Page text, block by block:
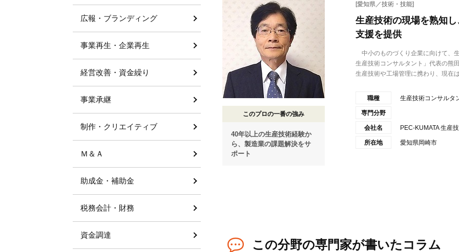
このプロの一番の強み
40年以上の生産技術経験か
ら、製造業の課題解決をサ
ポート
[愛知県／技術・技能]
生産技術の現場を熟知
支援を提供
中小のものづくり企業に向けて、
生産技術コンサルタント」代表の熊
生産技術や工場管理に携わり、現在
職種 生産技術コンサルタ
専門分野
会社名 PEC-KUMATA 生産
所在地 愛知県岡崎市
この分野の専門家が書いたコラム
広報・ブランディング
事業再生・企業再生
経営改善・資金繰り
事業承継
制作・クリエイティブ
Ｍ＆Ａ
助成金・補助金
税務会計・財務
資金調達